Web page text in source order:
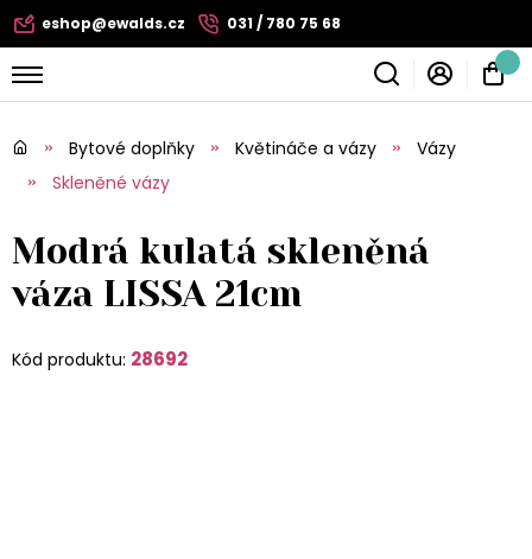
eshop@ewalds.cz 031 / 780 75 68
Bytové doplňky Květináče a vázy
Vázy
Skleněné vázy
Modrá kulatá skleněná
váza LISSA 21cm
Kód produktu: 28692